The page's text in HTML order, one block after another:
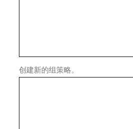
创建新的组策略。